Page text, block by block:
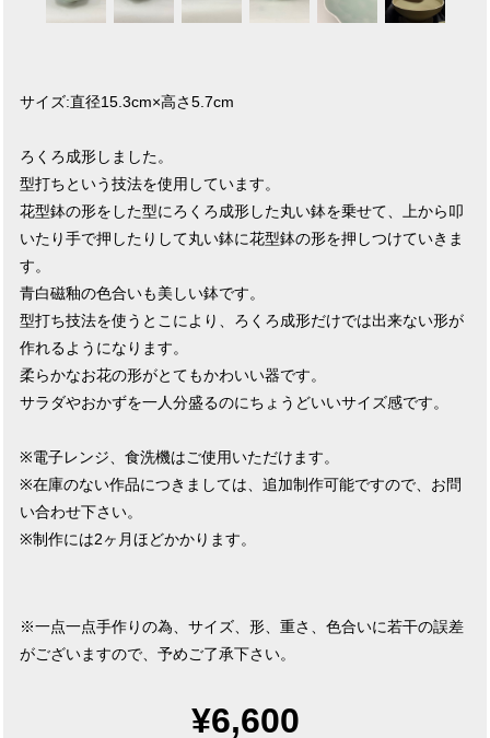
サイズ:直径15.3cm×高さ5.7cm
ろくろ成形しました。
型打ちという技法を使用しています。
花型鉢の形をした型にろくろ成形した丸い鉢を乗せて、上から叩
いたり手で押したりして丸い鉢に花型鉢の形を押しつけていきま
す。
青白磁釉の色合いも美しい鉢です。
型打ち技法を使うとこにより、ろくろ成形だけでは出来ない形が
作れるようになります。
柔らかなお花の形がとてもかわいい器です。
サラダやおかずを一人分盛るのにちょうどいいサイズ感です。
※電子レンジ、食洗機はご使用いただけます。
※在庫のない作品につきましては、追加制作可能ですので、お問
い合わせ下さい。
※制作には2ヶ月ほどかかります。
※一点一点手作りの為、サイズ、形、重さ、色合いに若干の誤差
がございますので、予めご了承下さい。
¥6,600